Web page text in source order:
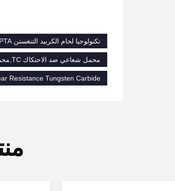
تكنولوجيا لحام الكربيد التنغستن PTA,تكنولوجيا PTA الرائدة لحام,المقاومة الشديدة للاستعمالات الكربونية التونغستين
محمل شعاعي ضد الاحتكاك TC,محمل شعاعي للكربيد التولفستين TC,Tc غطاء المحامل الشعاعي
Resistance Tungsten Carbide